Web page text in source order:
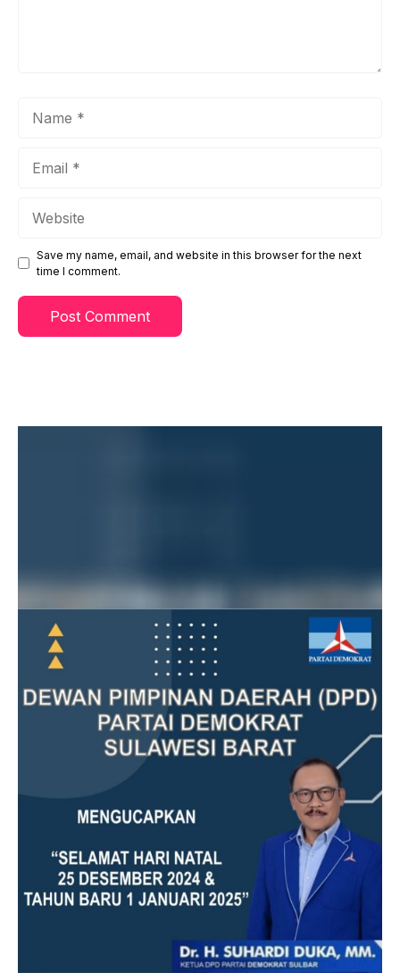
Save my name, email, and website in this browser for the next
time I comment.